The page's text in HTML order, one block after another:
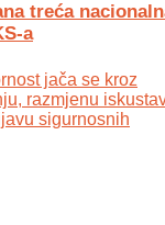
treća
a
jača se kroz
razmjenu
sigurnosnih